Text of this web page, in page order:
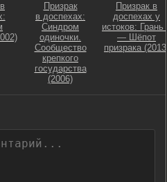
Призрак
в доспехах:
Синдром
одиночки.
Сообщество
крепкого
государства
(2006)
Призрак в
доспехах у
истоков: Грань
— Шёпот
призрака